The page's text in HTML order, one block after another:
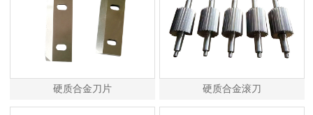
硬质合金刀片 硬质合金滚刀